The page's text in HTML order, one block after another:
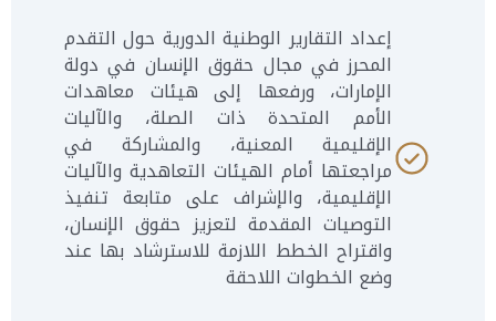
إعداد التقارير الوطنية الدورية حول التقدم
المحرز في مجال حقوق الإنسان في دولة
الإمارات، ورفعها إلى هيئات معاهدات
الأمم المتحدة ذات الصلة، والآليات
الإقليمية المعنية، والمشاركة في
مراجعتها أمام الهيئات التعاهدية والآليات
الإقليمية، والإشراف على متابعة تنفيذ
التوصيات المقدمة لتعزيز حقوق الإنسان،
واقتراح الخطط اللازمة للاسترشاد بها عند
وضع الخطوات اللاحقة